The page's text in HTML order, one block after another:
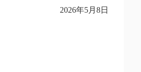
2026年5月8日